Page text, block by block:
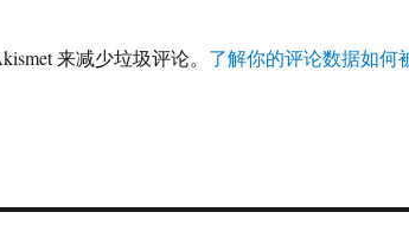
来减少垃圾评论。 了解你的评论数据如何